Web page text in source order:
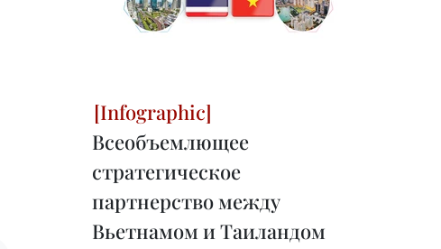
Всеобъемлющее
стратегическое
партнерство между
Вьетнамом и Таиландом